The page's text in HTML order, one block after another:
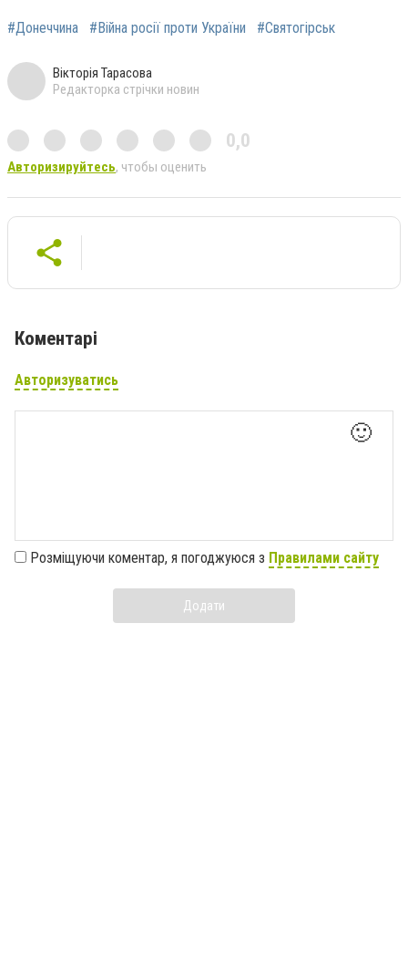
#Донеччина #Війна росії проти України #Святогірськ
Вікторія Тарасова
Редакторка стрічки новин
0,0
Авторизируйтесь, чтобы оценить
Коментарі
Авторизуватись
🙂
Розміщуючи коментар, я погоджуюся з Правилами сайту
Додати